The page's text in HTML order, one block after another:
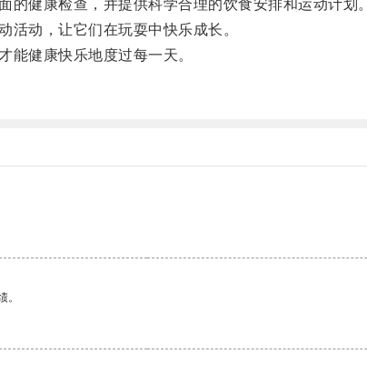
健康检查，并提供科学合理的饮食安排和运动计划。
动，让它们在玩耍中快乐成长。
健康快乐地度过每一天。
。